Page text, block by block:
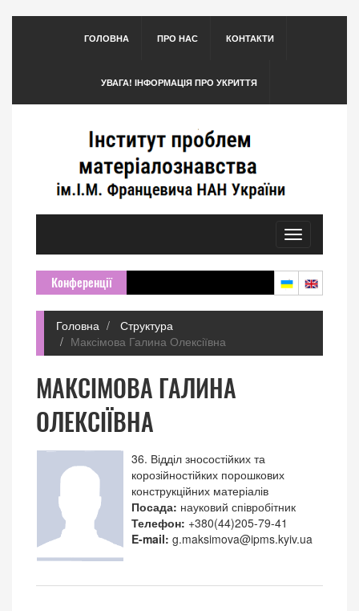
ГОЛОВНА ПРО НАС КОНТАКТИ
УВАГА! ІНФОРМАЦІЯ ПРО УКРИТТЯ
Toggle
navigation
Конференції
Головна
Структура
Максімова Галина Олексіївна
МАКСІМОВА ГАЛИНА
ОЛЕКСІЇВНА
36. Відділ зносостійких та
корозійностійких порошкових
конструкційних матеріалів
Посада: науковий співробітник
Телефон: +380(44)205-79-41
E-mail:g.maksimova@ipms.kyiv.ua